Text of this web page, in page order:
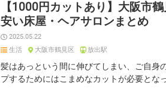
【1000円カットあり】大阪市
安い床屋・ヘアサロンまとめ
2025.05.22
生活
大阪市鶴見区 放出駅
髪はあっという間に伸びてしまい、ご自身
プするためにはこまめなカットが必要とな